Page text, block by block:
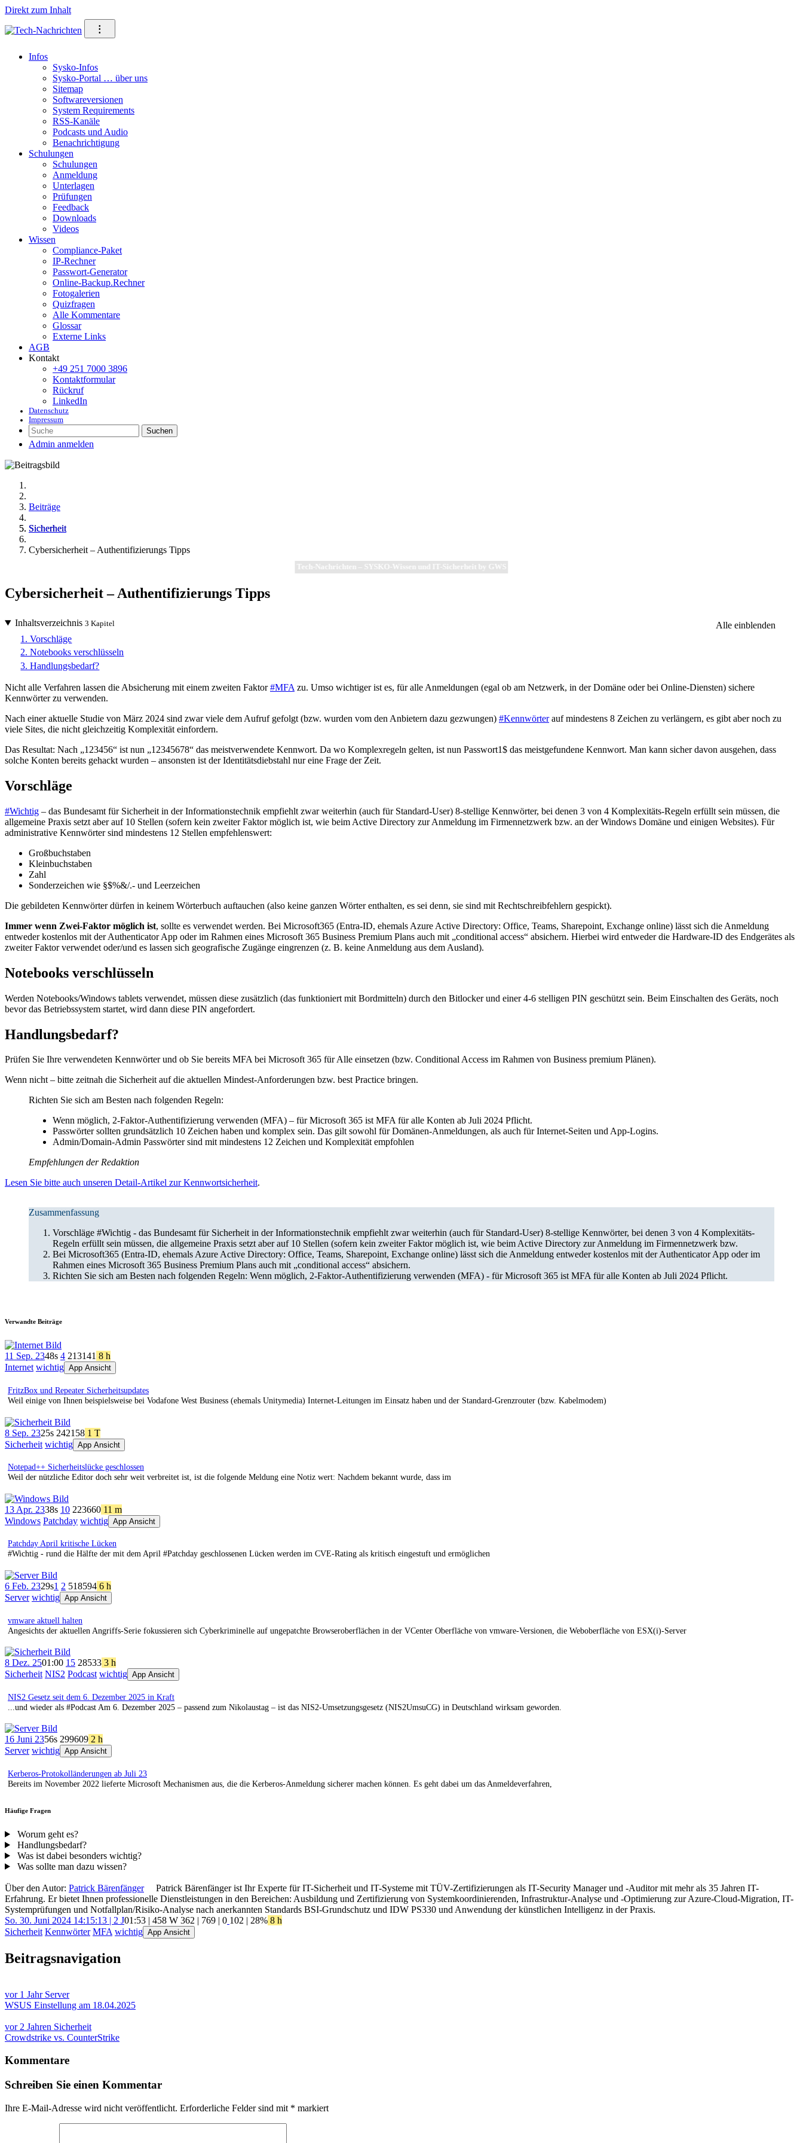
Direkt zum Inhalt
⁝
Infos
Sysko-Infos
Sysko-Portal … über uns
Sitemap
Softwareversionen
System Requirements
RSS-Kanäle
Podcasts und Audio
Benachrichtigung
Schulungen
Schulungen
Anmeldung
Unterlagen
Prüfungen
Feedback
Downloads
Videos
Wissen
Compliance-Paket
IP-Rechner
Passwort-Generator
Online-Backup.Rechner
Fotogalerien
Quizfragen
Alle Kommentare
Glossar
Externe Links
AGB
Kontakt
+49 251 7000 3896
Kontaktformular
Rückruf
LinkedIn
Datenschutz
Impressum
Suchen
Admin anmelden
Beiträge
Sicherheit
Cybersicherheit – Authentifizierungs Tipps
Tech-Nachrichten – SYSKO-Wissen und IT-Sicherheit by GWS
Cybersicherheit – Authentifizierungs Tipps
Inhaltsverzeichnis 3 Kapitel
1. Vorschläge
2. Notebooks verschlüsseln
3. Handlungsbedarf?
Alle einblenden
Nicht alle Verfahren lassen die Absicherung mit einem zweiten Faktor#MFA zu. Umso wichtiger ist es, für alle Anmeldungen (egal ob am Netzwerk, in der Domäne oder bei Online-Diensten) sichere
Kennwörter zu verwenden.
Nach einer aktuelle Studie von März 2024 sind zwar viele dem Aufruf gefolgt (bzw. wurden vom den Anbietern dazu gezwungen) #Kennwörterauf mindestens 8 Zeichen zu verlängern, es gibt aber noch zu
viele Sites, die nicht gleichzeitig Komplexität einfordern.
Das Resultat: Nach „123456“ ist nun „12345678“ das meistverwendete Kennwort. Da wo Komplexregeln gelten, ist nun Passwort1$ das meistgefundene Kennwort. Man kann sicher davon ausgehen, dass
solche Konten bereits gehackt wurden – ansonsten ist der Identitätsdiebstahl nur eine Frage der Zeit.
Vorschläge
#Wichtig – das Bundesamt für Sicherheit in der Informationstechnik empfiehlt zwar weiterhin (auch für Standard-User) 8-stellige Kennwörter, bei denen 3 von 4 Komplexitäts-Regeln erfüllt sein müssen, die
allgemeine Praxis setzt aber auf 10 Stellen (sofern kein zweiter Faktor möglich ist, wie beim Active Directory zur Anmeldung im Firmennetzwerk bzw. an der Windows Domäne und einigen Websites). Für
administrative Kennwörter sind mindestens 12 Stellen empfehlenswert:
Großbuchstaben
Kleinbuchstaben
Zahl
Sonderzeichen wie §$%&/.- und Leerzeichen
Die gebildeten Kennwörter dürfen in keinem Wörterbuch auftauchen (also keine ganzen Wörter enthalten, es sei denn, sie sind mit Rechtschreibfehlern gespickt).
Immer wenn Zwei-Faktor möglich ist, sollte es verwendet werden. Bei Microsoft365 (Entra-ID, ehemals Azure Active Directory: Office, Teams, Sharepoint, Exchange online) lässt sich die Anmeldung
entweder kostenlos mit der Authenticator App oder im Rahmen eines Microsoft 365 Business Premium Plans auch mit „conditional access“ absichern. Hierbei wird entweder die Hardware-ID des Endgerätes als
zweiter Faktor verwendet oder/und es lassen sich geografische Zugänge eingrenzen (z. B. keine Anmeldung aus dem Ausland).
Notebooks verschlüsseln
Werden Notebooks/Windows tablets verwendet, müssen diese zusätzlich (das funktioniert mit Bordmitteln) durch den Bitlocker und einer 4-6 stelligen PIN geschützt sein. Beim Einschalten des Geräts, noch
bevor das Betriebssystem startet, wird dann diese PIN angefordert.
Handlungsbedarf?
Prüfen Sie Ihre verwendeten Kennwörter und ob Sie bereits MFA bei Microsoft 365 für Alle einsetzen (bzw. Conditional Access im Rahmen von Business premium Plänen).
Wenn nicht – bitte zeitnah die Sicherheit auf die aktuellen Mindest-Anforderungen bzw. best Practice bringen.
Richten Sie sich am Besten nach folgenden Regeln:
Wenn möglich, 2-Faktor-Authentifizierung verwenden (MFA) – für Microsoft 365 ist MFA für alle Konten ab Juli 2024 Pflicht.
Passwörter sollten grundsätzlich 10 Zeichen haben und komplex sein. Das gilt sowohl für Domänen-Anmeldungen, als auch für Internet-Seiten und App-Logins.
Admin/Domain-Admin Passwörter sind mit mindestens 12 Zeichen und Komplexität empfohlen
Empfehlungen der Redaktion
Lesen Sie bitte auch unseren Detail-Artikel zur Kennwortsicherheit.
Zusammenfassung
Vorschläge #Wichtig - das Bundesamt für Sicherheit in der Informationstechnik empfiehlt zwar weiterhin (auch für Standard-User) 8-stellige Kennwörter, bei denen 3 von 4 Komplexitäts-
Regeln erfüllt sein müssen, die allgemeine Praxis setzt aber auf 10 Stellen (sofern kein zweiter Faktor möglich ist, wie beim Active Directory zur Anmeldung im Firmennetzwerk bzw.
Bei Microsoft365 (Entra-ID, ehemals Azure Active Directory: Office, Teams, Sharepoint, Exchange online) lässt sich die Anmeldung entweder kostenlos mit der Authenticator App oder im
Rahmen eines Microsoft 365 Business Premium Plans auch mit „conditional access“ absichern.
Richten Sie sich am Besten nach folgenden Regeln: Wenn möglich, 2-Faktor-Authentifizierung verwenden (MFA) - für Microsoft 365 ist MFA für alle Konten ab Juli 2024 Pflicht.
Verwandte Beiträge
11 Sep. 2348s 4 213141 8 h
Internet wichtig App Ansicht
FritzBox und Repeater Sicherheitsupdates
Weil einige von Ihnen beispielsweise bei Vodafone West Business (ehemals Unitymedia) Internet-Leitungen im Einsatz haben und der Standard-Grenzrouter (bzw. Kabelmodem)
8 Sep. 2325s 242158 1 T
Sicherheit wichtig App Ansicht
Notepad++ Sicherheitslücke geschlossen
Weil der nützliche Editor doch sehr weit verbreitet ist, ist die folgende Meldung eine Notiz wert: Nachdem bekannt wurde, dass im
13 Apr. 2338s 10 223660 11 m
Windows Patchday wichtig App Ansicht
Patchday April kritische Lücken
#Wichtig - rund die Hälfte der mit dem April #Patchday geschlossenen Lücken werden im CVE-Rating als kritisch eingestuft und ermöglichen
6 Feb. 2329s1 2 518594 6 h
Server wichtig App Ansicht
vmware aktuell halten
Angesichts der aktuellen Angriffs-Serie fokussieren sich Cyberkriminelle auf ungepatchte Browseroberflächen in der VCenter Oberfläche von vmware-Versionen, die Weboberfläche von ESX(i)-Server
8 Dez. 2501:00 15 28533 3 h
Sicherheit NIS2 Podcast wichtig App Ansicht
NIS2 Gesetz seit dem 6. Dezember 2025 in Kraft
...und wieder als #Podcast Am 6. Dezember 2025 – passend zum Nikolaustag – ist das NIS2-Umsetzungsgesetz (NIS2UmsuCG) in Deutschland wirksam geworden.
16 Juni 2356s 299609 2 h
Server wichtig App Ansicht
Kerberos-Protokolländerungen ab Juli 23
Bereits im November 2022 lieferte Microsoft Mechanismen aus, die die Kerberos-Anmeldung sicherer machen können. Es geht dabei um das Anmeldeverfahren,
Häufige Fragen
Worum geht es?
Handlungsbedarf?
Was ist dabei besonders wichtig?
Was sollte man dazu wissen?
Über den Autor: Patrick Bärenfänger
Patrick Bärenfänger ist Ihr Experte für IT-Sicherheit und IT-Systeme mit TÜV-Zertifizierungen als IT-Security Manager und -Auditor mit mehr als 35 Jahren IT-
Erfahrung. Er bietet Ihnen professionelle Dienstleistungen in den Bereichen: Ausbildung und Zertifizierung von Systemkoordinierenden, Infrastruktur-Analyse und -Optimierung zur Azure-Cloud-Migration, IT-
Systemprüfungen und Notfallplan/Risiko-Analyse nach anerkannten Standards BSI-Grundschutz und IDW PS330 und Anwendung der künstlichen Intelligenz in der Praxis.
So. 30. Juni 2024 14:15:13 | 2 J01:53 | 458 W 362 | 769 | 0 102 | 28% 8 h
Sicherheit Kennwörter MFA wichtig App Ansicht
Beitragsnavigation
vor 1 Jahr Server
WSUS Einstellung am 18.04.2025
vor 2 Jahren Sicherheit
Crowdstrike vs. CounterStrike
Kommentare
Schreiben Sie einen Kommentar
Ihre E-Mail-Adresse wird nicht veröffentlicht. Erforderliche Felder sind mit * markiert